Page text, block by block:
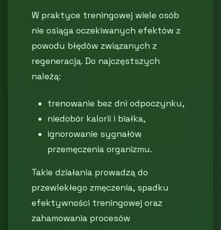
W praktyce treningowej wiele osób
nie osiąga oczekiwanych efektów z
powodu błędów związanych z
regeneracją. Do najczęstszych
należą:
trenowanie bez dni odpoczynku,
niedobór kalorii i białka,
ignorowanie sygnałów
przemęczenia organizmu.
Takie działania prowadzą do
przewlekłego zmęczenia, spadku
efektywności treningowej oraz
zahamowania procesów